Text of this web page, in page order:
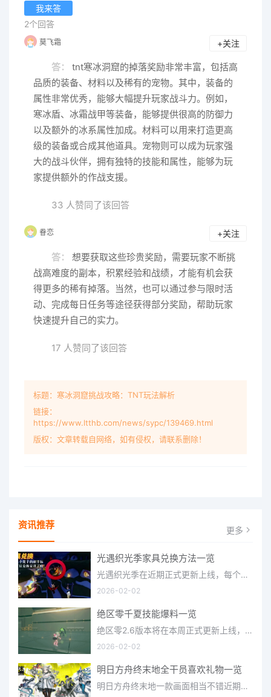
我来答
2个回答
莫飞霜 +关注
答：
tnt寒冰洞窟的掉落奖励非常丰富，包括高
品质的装备、材料以及稀有的宠物。其中，装备的
属性非常优秀，能够大幅提升玩家战斗力。例如，
寒冰盾、冰霜战甲等装备，能够提供很高的防御力
以及额外的冰系属性加成。材料可以用来打造更高
级的装备或合成其他道具。宠物则可以成为玩家强
大的战斗伙伴，拥有独特的技能和属性，能够为玩
家提供额外的作战支援。
33 人赞同了该回答
眷恋 +关注
答：
想要获取这些珍贵奖励，需要玩家不断挑
战高难度的副本，积累经验和战绩，才能有机会获
得更多的稀有掉落。当然，也可以通过参与限时活
动、完成每日任务等途径获得部分奖励，帮助玩家
快速提升自己的实力。
17 人赞同了该回答
标题：寒冰洞窟挑战攻略：TNT玩法解析
链接：
https://www.ltthb.com/news/sypc/139469.html
版权：文章转载自网络，如有侵权，请联系删除！
资讯推荐 更多
光遇织光季家具兑换方法一览
光遇织光季在近期正式更新上线，每个季节都有着许多全新内容和资讯可以让你来体验，不少刚体验的小伙伴想要知道
2026-02-02
绝区零千夏技能爆料一览
绝区零2.6版本将在本周正式更新上线，上周的前瞻直播官方给玩家们带来关于最新版本的卡池信息和相关活动内容，
2026-02-02
明日方舟终末地全干员喜欢礼物一览
明日方舟终末地一款画面相当不错近期非常火爆的大型二次元冒险游戏，这里有相当多好看的干员可以让你来抽取并